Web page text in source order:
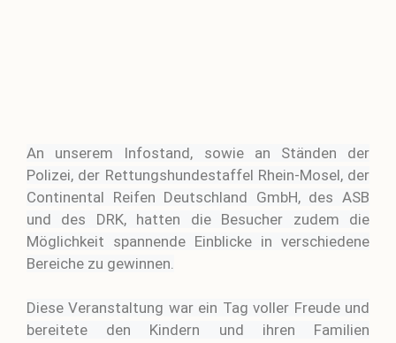
An unserem Infostand, sowie an Ständen der
Polizei, der Rettungshundestaffel Rhein-Mosel, der
Continental Reifen Deutschland GmbH, des ASB
und des DRK, hatten die Besucher zudem die
Möglichkeit spannende Einblicke in verschiedene
Bereiche zu gewinnen.
Diese Veranstaltung war ein Tag voller Freude und
bereitete den Kindern und ihren Familien